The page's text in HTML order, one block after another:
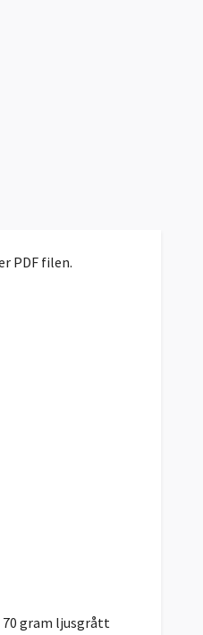
PDF filen.
70 gram ljusgrått